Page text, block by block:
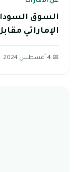
السوق
الإماراتي
📅 4 أغسطس 2024